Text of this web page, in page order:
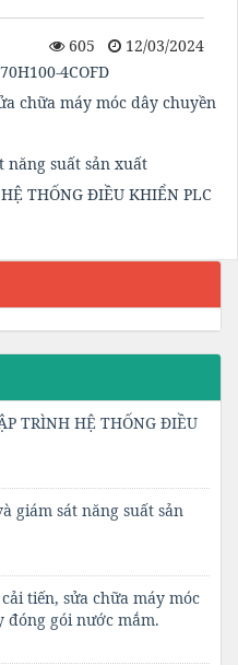
605
12/03/2024
4COFD
chữa máy móc dây chuyền
năng suất sản xuất
THỐNG ĐIỀU KHIỂN PLC
TRÌNH HỆ THỐNG ĐIỀU
giám sát năng suất sản
tiến, sửa chữa máy móc
gói nước mắm.